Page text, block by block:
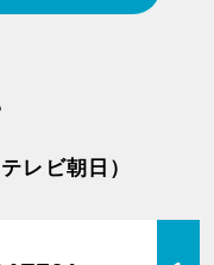
テレビ朝日）